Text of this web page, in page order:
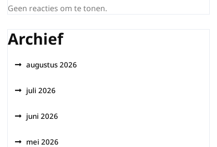
Geen reacties om te tonen.
Archief
augustus 2026
juli 2026
juni 2026
mei 2026